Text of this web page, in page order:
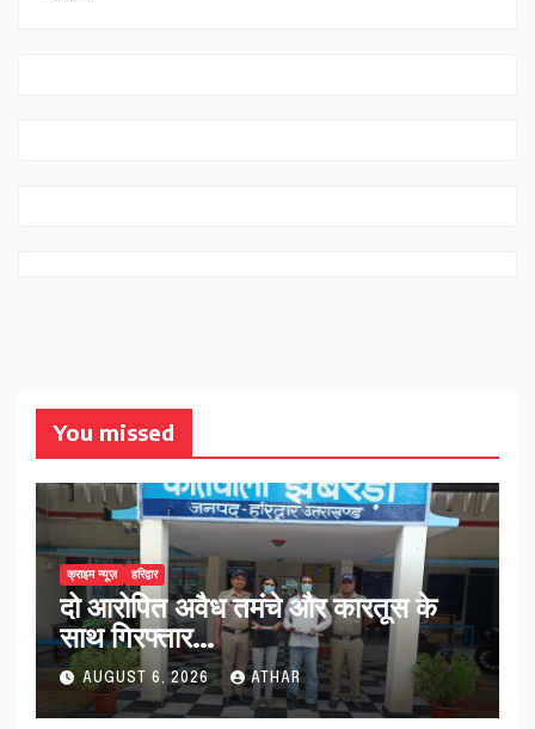
You missed
क्राइम न्यूज़ हरिद्वार
दो आरोपित अवैध तमंचे और कारतूस के
साथ गिरफ्तार…
AUGUST 6, 2026 ATHAR